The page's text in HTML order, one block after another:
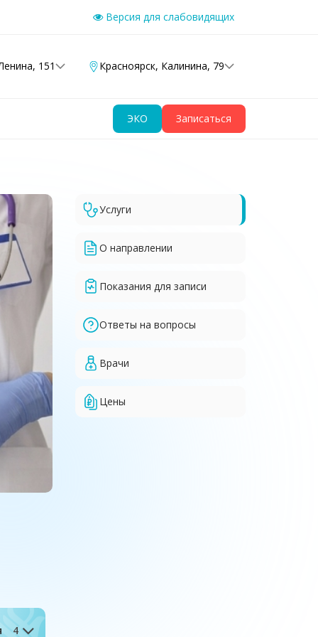
Версия для слабовидящих
151 Красноярск, Калинина, 79
ЭКО Записаться
4
Услуги
О направлении
Показания для записи
Ответы на вопросы
Врачи
Цены